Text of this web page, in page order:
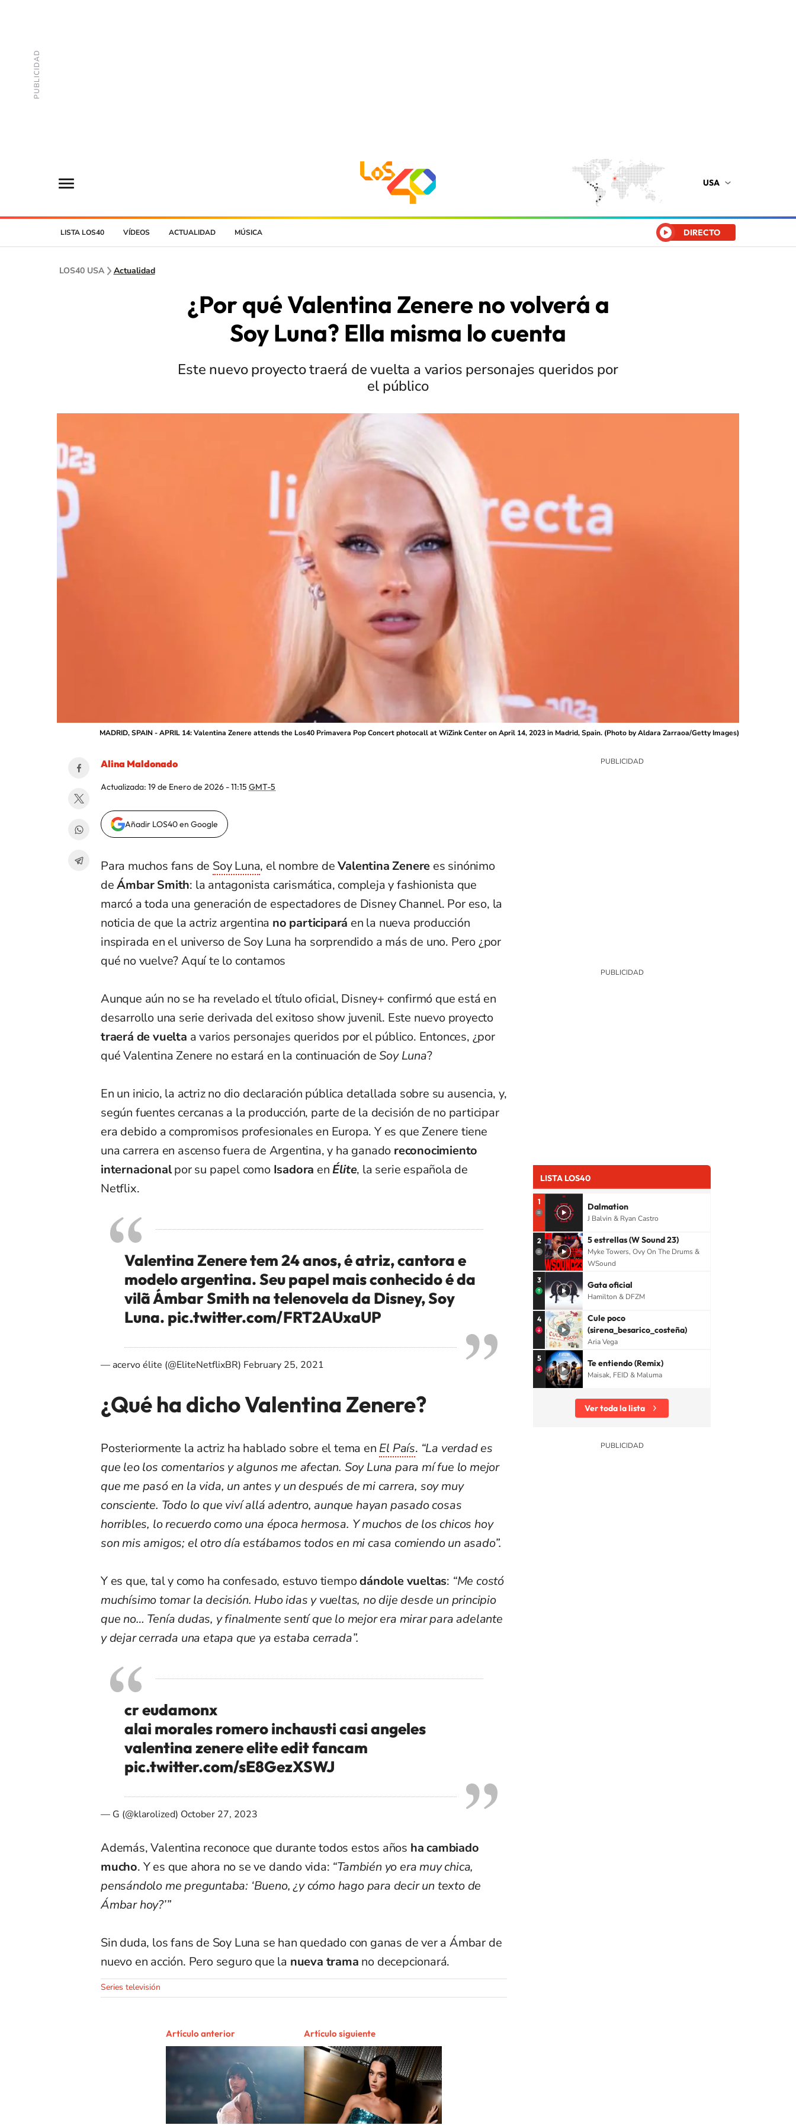
USA
LISTA LOS40 VÍDEOS ACTUALIDAD MÚSICA DIRECTO
LOS40 USA Actualidad
¿Por qué Valentina Zenere no volverá a
Soy Luna? Ella misma lo cuenta
Este nuevo proyecto traerá de vuelta a varios personajes queridos por
el público
MADRID, SPAIN - APRIL 14: Valentina Zenere attends the Los40 Primavera Pop Concert photocall at WiZink Center on April 14, 2023 in Madrid, Spain. (Photo by Aldara Zarraoa/Getty Images)
Alina Maldonado
Actualizada: 19 de Enero de 2026 - 11:15 GMT-5
Añadir LOS40 en Google
Para muchos fans de Soy Luna, el nombre deValentina Zenere es sinónimo
deÁmbar Smith: la antagonista carismática, compleja y fashionista que
marcó a toda una generación de espectadores de Disney Channel. Por eso, la
noticia de que la actriz argentina no participará en la nueva producción
inspirada en el universo de Soy Luna ha sorprendido a más de uno. Pero ¿por
qué no vuelve? Aquí te lo contamos
Aunque aún no se ha revelado el título oficial, Disney+ confirmó que está en
desarrollo una serie derivada del exitoso show juvenil. Este nuevo proyecto
traerá de vuelta a varios personajes queridos por el público. Entonces, ¿por
qué Valentina Zenere no estará en la continuación deSoy Luna?
En un inicio, la actriz no dio declaración pública detallada sobre su ausencia, y,
según fuentes cercanas a la producción, parte de la decisión de no participar
era debido a compromisos profesionales en Europa. Y es que Zenere tiene
una carrera en ascenso fuera de Argentina, y ha ganado reconocimiento
internacionalpor su papel como Isadora enÉlite, la serie española de
Netflix.
Valentina Zenere tem 24 anos, é atriz, cantora e
modelo argentina. Seu papel mais conhecido é da
vilã Ámbar Smith na telenovela da Disney, Soy
Luna. pic.twitter.com/FRT2AUxaUP
— acervo élite (@EliteNetflixBR) February 25, 2021
¿Qué ha dicho Valentina Zenere?
Posteriormente la actriz ha hablado sobre el tema en El País. “La verdad es
que leo los comentarios y algunos me afectan. Soy Luna para mí fue lo mejor
que me pasó en la vida, un antes y un después de mi carrera, soy muy
consciente. Todo lo que viví allá adentro, aunque hayan pasado cosas
horribles, lo recuerdo como una época hermosa. Y muchos de los chicos hoy
son mis amigos; el otro día estábamos todos en mi casa comiendo un asado”.
Y es que, tal y como ha confesado, estuvo tiempodándole vueltas: “Me costó
muchísimo tomar la decisión. Hubo idas y vueltas, no dije desde un principio
que no… Tenía dudas, y finalmente sentí que lo mejor era mirar para adelante
y dejar cerrada una etapa que ya estaba cerrada”.
cr eudamonx
alai morales romero inchausti casi angeles
valentina zenere elite edit fancam
pic.twitter.com/sE8GezXSWJ
— G (@klarolized) October 27, 2023
Además, Valentina reconoce que durante todos estos años ha cambiado
mucho. Y es que ahora no se ve dando vida: “También yo era muy chica,
pensándolo me preguntaba: ‘Bueno, ¿y cómo hago para decir un texto de
Ámbar hoy?’”
Sin duda, los fans de Soy Luna se han quedado con ganas de ver a Ámbar de
nuevo en acción. Pero seguro que la nueva trama no decepcionará.
Series televisión
Artículo anterior Artículo siguiente
LISTA LOS40
1 Dalmation
J Balvin & Ryan Castro
2 5 estrellas (W Sound 23)
Myke Towers, Ovy On The Drums &
WSound
3 Gata oficial
Hamilton & DFZM
4
Cule poco
(sirena_besarico_costeña)
Aria Vega
5 Te entiendo (Remix)
Maisak, FEID & Maluma
Ver toda la lista